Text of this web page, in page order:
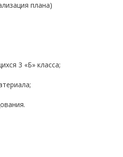
плана)
3 «Б» класса;